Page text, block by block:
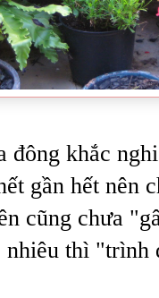
đông khắc
gần hết nên
cũng chưa
nhiêu thì "trình